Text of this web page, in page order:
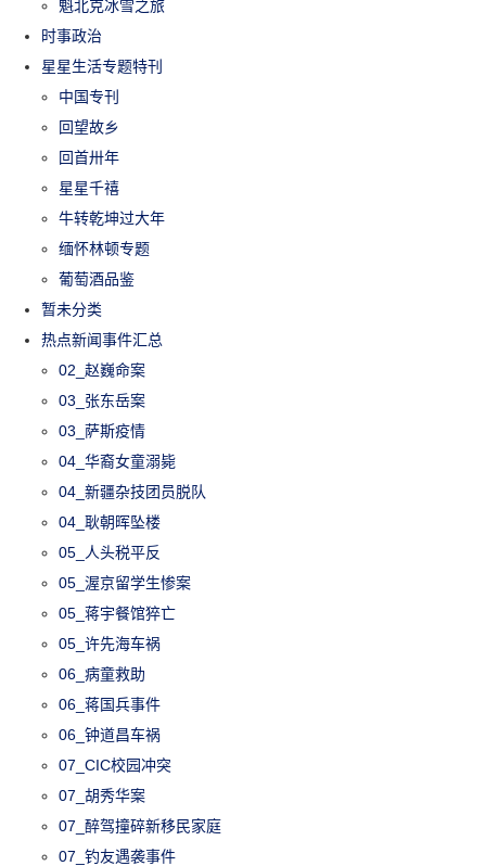
魁北克冰雪之旅
时事政治
星星生活专题特刊
中国专刊
回望故乡
回首卅年
星星千禧
牛转乾坤过大年
缅怀林顿专题
葡萄酒品鉴
暂未分类
热点新闻事件汇总
02_赵巍命案
03_张东岳案
03_萨斯疫情
04_华裔女童溺毙
04_新疆杂技团员脱队
04_耿朝晖坠楼
05_人头税平反
05_渥京留学生惨案
05_蒋宇餐馆猝亡
05_许先海车祸
06_病童救助
06_蒋国兵事件
06_钟道昌车祸
07_CIC校园冲突
07_胡秀华案
07_醉驾撞碎新移民家庭
07_钓友遇袭事件